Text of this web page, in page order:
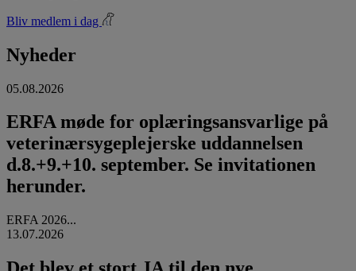
Bliv medlem i dag
Nyheder
05.08.2026
ERFA møde for oplæringsansvarlige på
veterinærsygeplejerske uddannelsen
d.8.+9.+10. september. Se invitationen
herunder.
ERFA 2026...
13.07.2026